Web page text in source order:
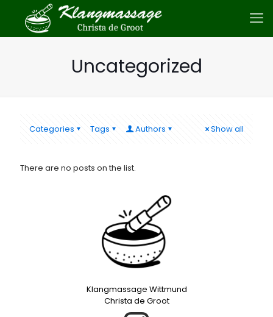
Uncategorized
Categories Tags Authors Show all
There are no posts on the list.
Klangmassage Wittmund
Christa de Groot